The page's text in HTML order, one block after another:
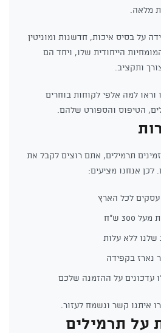
מלאה.
על בסיס איכות, חדשנות ומוניטין
הייחודית שלו, ויחד הם
ותקציב.
למה אלפי לקוחות בוחרים
הטיפוס והספורט שלהם.
תרמילים, אתם רוצים לקבל את
אנחנו מציעים:
300 ש"ח
ללא עלות
נארז בקפידה
עדכונים על ההזמנה שלכם
איתנו קשר ונשמח לעזור.
על תרמילים